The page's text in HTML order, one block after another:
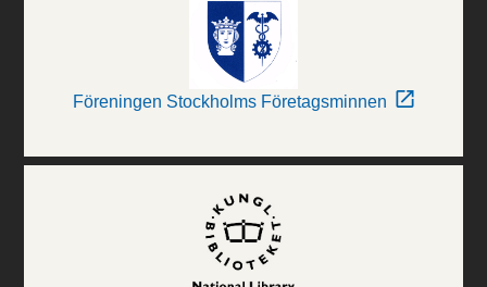
Föreningen Stockholms Företagsminnen